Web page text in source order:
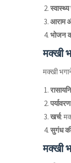
स्वास्थ्य
आराम
भोजन
मक्खी
मक्खी
खर्च:
सुगंध
मक्खी